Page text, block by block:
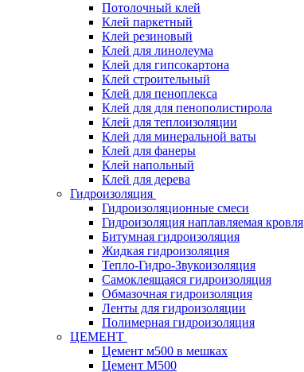
Потолочный клей
Клей паркетный
Клей резиновый
Клей для линолеума
Клей для гипсокартона
Клей строительный
Клей для пеноплекса
Клей для для пенополистирола
Клей для теплоизоляции
Клей для минеральной ваты
Клей для фанеры
Клей напольный
Клей для дерева
Гидроизоляция
Гидроизоляционные смеси
Гидроизоляция наплавляемая кровля
Битумная гидроизоляция
Жидкая гидроизоляция
Тепло-Гидро-Звукоизоляция
Самоклеящаяся гидроизоляция
Обмазочная гидроизоляция
Ленты для гидроизоляции
Полимерная гидроизоляция
ЦЕМЕНТ
Цемент м500 в мешках
Цемент М500